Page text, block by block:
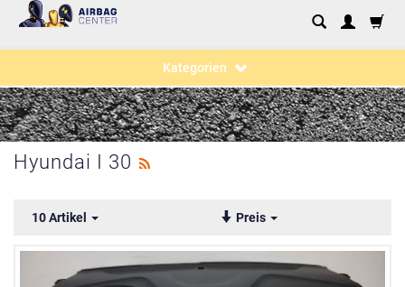
Kategorien
Hyundai I 30
10 Artikel Preis